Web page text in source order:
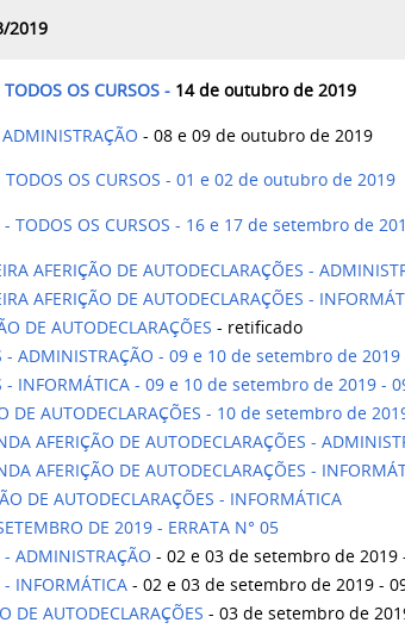
2019
OS CURSOS -14 de outubro de 2019
- 08 e 09 de outubro de 2019
TODOS OS CURSOS - 01 e 02 de outubro de 2019
- TODOS OS CURSOS - 16 e 17 de setembro de
AFERIÇÃO DE AUTODECLARAÇÕES -
AFERIÇÃO DE AUTODECLARAÇÕES -
DE AUTODECLARAÇÕES - retificado
- ADMINISTRAÇÃO - 09 e 10 de setembro de
- INFORMÁTICA - 09 e 10 de setembro de 2019 -
DE AUTODECLARAÇÕES - 10 de setembro de
AFERIÇÃO DE AUTODECLARAÇÕES -
AFERIÇÃO DE AUTODECLARAÇÕES -
DE AUTODECLARAÇÕES - INFORMÁTICA
DE 2019 - ERRATA N° 05
- ADMINISTRAÇÃO - 02 e 03 de setembro de 2019
- INFORMÁTICA- 02 e 03 de setembro de 2019 -
DE AUTODECLARAÇÕES - 03 de setembro de